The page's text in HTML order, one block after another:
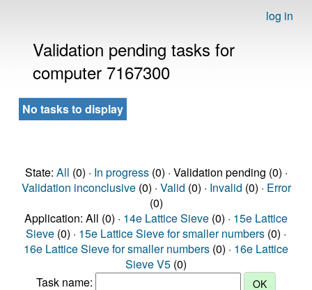
log in
Validation pending tasks for
computer 7167300
No tasks to display
State: All (0) · In progress(0) · Validation pending (0) ·
Validation inconclusive(0) · Valid (0) · Invalid (0) · Error
(0)
Application: All (0) · 14e Lattice Sieve (0) · 15e Lattice
Sieve (0) · 15e Lattice Sieve for smaller numbers (0) ·
16e Lattice Sieve for smaller numbers (0) · 16e Lattice
Sieve V5 (0)
Task name: